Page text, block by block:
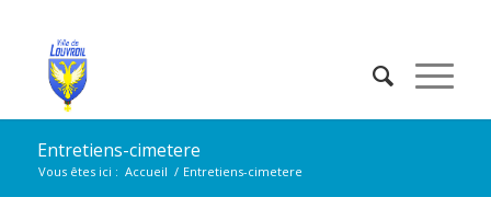
Entretiens-cimetere
Vous êtes ici : Accueil / Entretiens-cimetere